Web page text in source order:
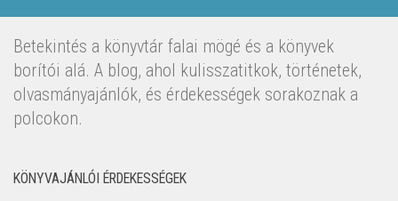
Betekintés a könyvtár falai mögé és a könyvek
borítói alá. A blog, ahol kulisszatitkok, történetek,
olvasmányajánlók, és érdekességek sorakoznak a
polcokon.
KÖNYVAJÁNLÓI ÉRDEKESSÉGEK